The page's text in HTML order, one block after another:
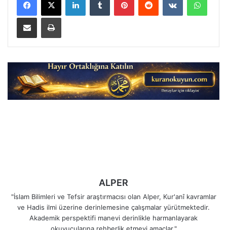
E-Posta ile paylaş Yazdır
ALPER
"İslam Bilimleri ve Tefsir araştırmacısı olan Alper, Kur'anî kavramlar
ve Hadis ilmi üzerine derinlemesine çalışmalar yürütmektedir.
Akademik perspektifi manevi derinlikle harmanlayarak